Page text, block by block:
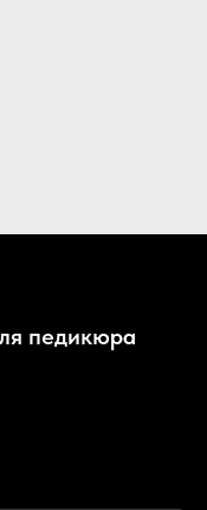
педикюра